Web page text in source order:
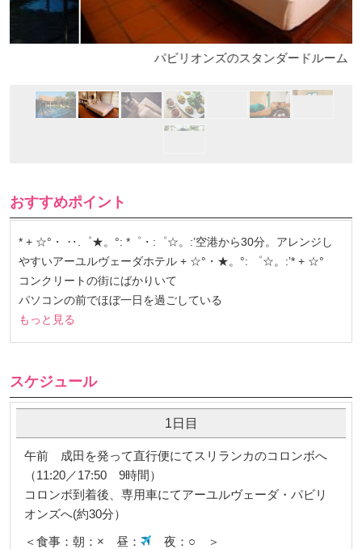
パビリオンズのスタンダードルーム
おすすめポイント
* + ☆°・ ‥.゜★。°: *゜・:゜☆。:’空港から30分。アレンジし
やすいアーユルヴェーダホテル + ☆°・★。°: ゜☆。:’* + ☆°
コンクリートの街にばかりいて
パソコンの前でほぼ一日を過ごしている
もっと見る
スケジュール
1日目
午前 成田を発って直行便にてスリランカのコロンボへ
（11:20／17:50 9時間）
コロンボ到着後、専用車にてアーユルヴェーダ・パビリ
オンズへ(約30分）
＜食事：朝：× 昼：
夜：○ ＞